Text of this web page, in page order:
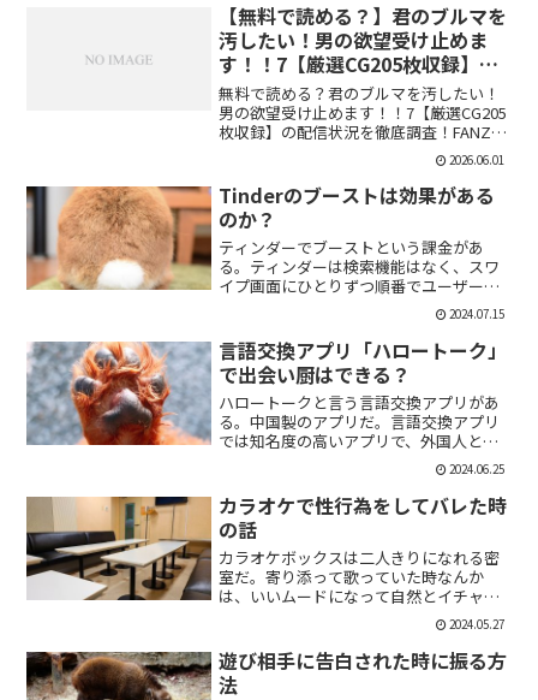
【無料で読める？】君のブルマを
汚したい！男の欲望受け止めま
す！！7【厳選CG205枚収録】
【虚構クラブ】
無料で読める？君のブルマを汚したい！
男の欲望受け止めます！！7【厳選CG205
枚収録】の配信状況を徹底調査！FANZA
での販売形式やサンプル視聴、レビュー
評価もまとめています。今すぐチェッ
ク！【d_544876】
2026.06.01
Tinderのブーストは効果がある
のか？
ティンダーでブーストという課金があ
る。ティンダーは検索機能はなく、スワ
イプ画面にひとりずつ順番でユーザーが
表示される。その順番を優先して表示す
ることができる課金がブーストだ。ブー
スト1つ消費で30分間、ブースト2つ消費
で2時間の優先表示がさ...
2024.07.15
言語交換アプリ「ハロートーク」
で出会い厨はできる？
ハロートークと言う言語交換アプリがあ
る。中国製のアプリだ。言語交換アプリ
では知名度の高いアプリで、外国人と知
り合いたい付き合いたいという人にも魅
力的には一見魅力的にうつる。外国人の
恋人欲しいよな。俺もエマワトソンと結
婚してえ。ではハロートー...
2024.06.25
カラオケで性行為をしてバレた時
の話
カラオケボックスは二人きりになれる密
室だ。寄り添って歌っていた時なんか
は、いいムードになって自然とイチャイ
チャしはじめてしまうこともある。俺も
よく出会い系で知り合った人とカラオケ
にいったりする。相手もその気だったり
するから、なんかいいムード...
2024.05.27
遊び相手に告白された時に振る方
法